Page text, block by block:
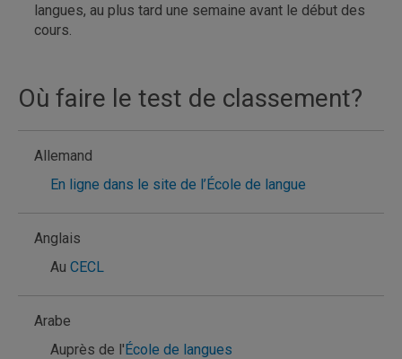
langues, au plus tard une semaine avant le début des
cours.
Où faire le test de classement?
Allemand
En ligne dans le site de l’École de langue
Anglais
Au CECL
Arabe
Auprès de l'École de langues